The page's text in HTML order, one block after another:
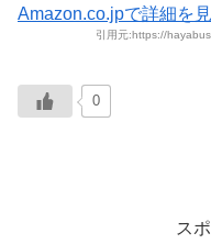
Amazon.co.jpで詳細を
引用元:https://
0
ス